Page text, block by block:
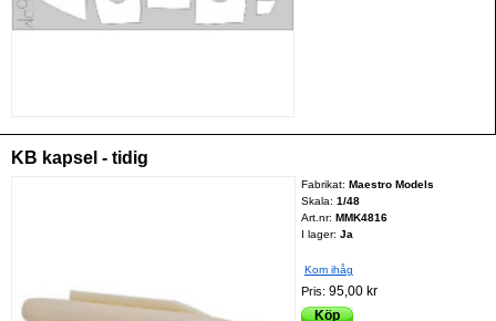
KB kapsel - tidig
Fabrikat: Maestro Models
Skala: 1/48
Art.nr: MMK4816
I lager: Ja
Kom ihåg
Pris: 95,00 kr
Köp